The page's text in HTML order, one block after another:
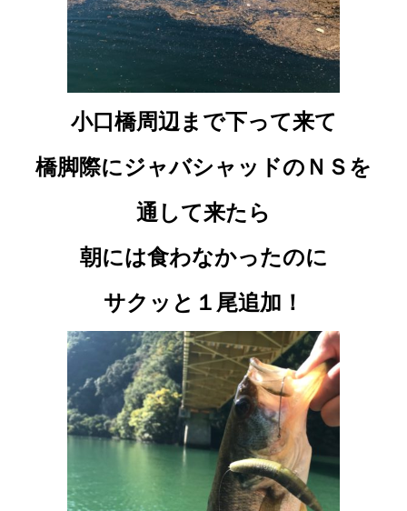
小口橋周辺まで下って来て
橋脚際にジャバシャッドのＮＳを
通して来たら
朝には食わなかったのに
サクッと１尾追加！